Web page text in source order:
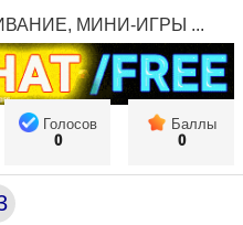
МИНИ-ИГРЫ ...
Голосов
0
Баллы
0